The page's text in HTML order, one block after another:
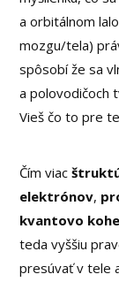
a orbitálnom
mozgu/tela)
spôsobí že sa
a polovodičoch
Vieš čo to pre
Čím viac
elektrónov,
kvantovo
teda vyššiu
presúvať v tele